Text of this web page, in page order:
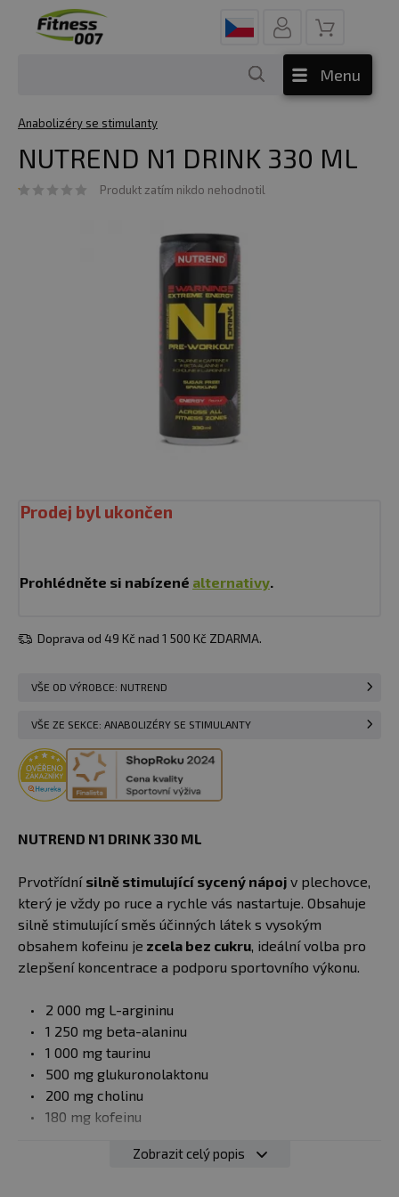
Menu
Anabolizéry se stimulanty
NUTREND N1 DRINK 330 ML
Produkt zatím nikdo nehodnotil
Prodej byl ukončen
Prohlédněte si nabízené alternativy.
Doprava od 49 Kč nad 1 500 Kč ZDARMA.
VŠE OD VÝROBCE: NUTREND
VŠE ZE SEKCE: ANABOLIZÉRY SE STIMULANTY
NUTREND N1 DRINK 330 ML
Prvotřídní silně stimulující sycený nápoj v plechovce,
který je vždy po ruce a rychle vás nastartuje. Obsahuje
silně stimulující směs účinných látek s vysokým
obsahem kofeinu je zcela bez cukru, ideální volba pro
zlepšení koncentrace a podporu sportovního výkonu.
2 000 mg L-argininu
1 250 mg beta-alaninu
1 000 mg taurinu
500 mg glukuronolaktonu
200 mg cholinu
180 mg kofeinu
Doporučené dávkování: Užijte maximálně 1 plechovku
Zobrazit celý popis